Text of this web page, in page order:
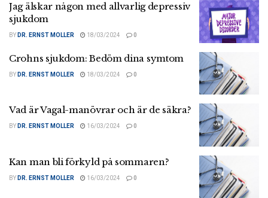
Jag älskar någon med allvarlig depressiv
sjukdom
BY DR. ERNST MOLLER 18/03/2024 0
Crohns sjukdom: Bedöm dina symtom
BY DR. ERNST MOLLER 18/03/2024 0
Vad är Vagal-manövrar och är de säkra?
BY DR. ERNST MOLLER 16/03/2024 0
Kan man bli förkyld på sommaren?
BY DR. ERNST MOLLER 16/03/2024 0